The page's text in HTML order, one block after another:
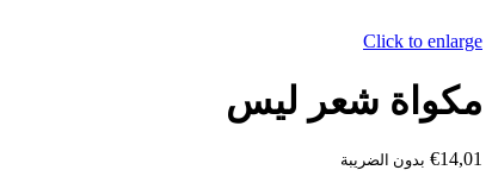
Click to enlarge
مكواة شعر ليس
€14,01 بدون الضريبة